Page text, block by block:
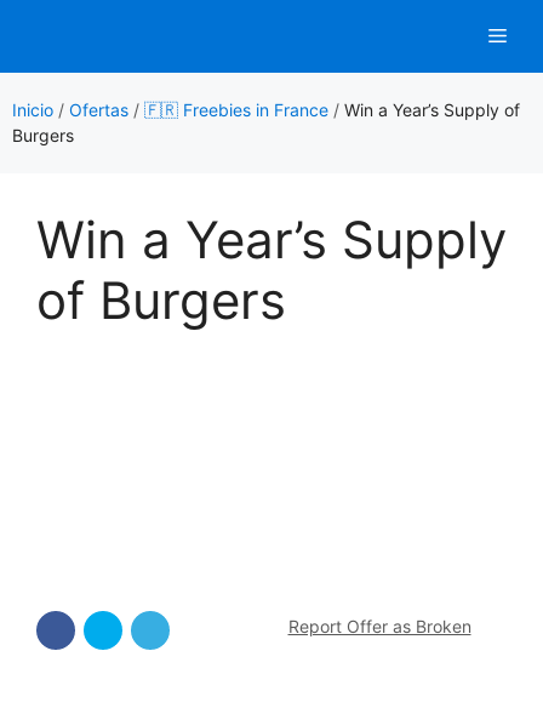
contenido
Inicio / Ofertas / 🇫🇷 Freebies in France / Win a Year’s Supply of
Burgers
Win a Year’s Supply
of Burgers
Report Offer as Broken